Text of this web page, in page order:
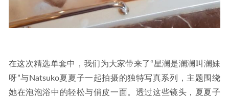
在这次精选单套中，我们为大家带来了“星澜是澜澜叫澜妹
呀”与Natsuko夏夏子一起拍摄的独特写真系列，主题围绕
她在泡泡浴中的轻松与俏皮一面。透过这些镜头，夏夏子